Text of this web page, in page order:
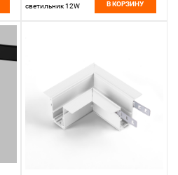
светильник 12W
В КОРЗИНУ